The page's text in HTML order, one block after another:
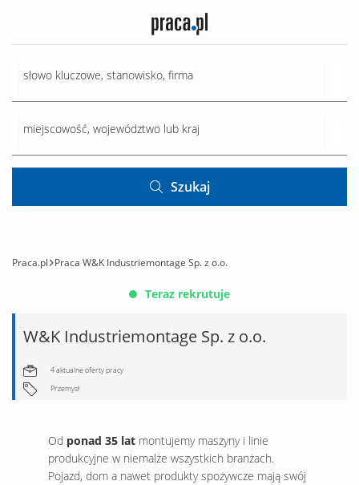
Szukaj
Praca.pl Praca W&K Industriemontage Sp. z o.o.
Teraz rekrutuje
W&K Industriemontage Sp. z o.o.
4 aktualne oferty pracy
Przemysł
Od ponad 35 lat montujemy maszyny i linie
produkcyjne w niemalże wszystkich branżach.
Pojazd, dom a nawet produkty spożywcze mają swój